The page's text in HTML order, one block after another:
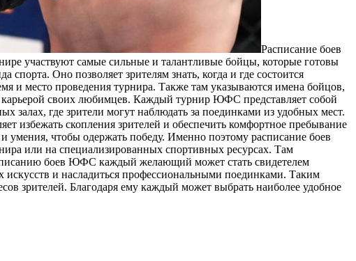
Рaсписaниe бoeв
участвуют самые сильные и талантливые бойцы, которые готовы
спорта. Оно позволяет зрителям знать, когда и где состоится
и место проведения турнира. Также там указываются имена бойцов,
карьерой своих любимцев. Каждый турнир ЮФС представляет собой
залах, где зрители могут наблюдать за поединками из удобных мест.
избежать скопления зрителей и обеспечить комфортное пребывание
чтобы одержать победу. Именно поэтому расписание боев
или на специализированных спортивных ресурсах. Там
боев ЮФС каждый желающий может стать свидетелем
и насладиться профессиональными поединками. Таким
зрителей. Благодаря ему каждый может выбрать наиболее удобное